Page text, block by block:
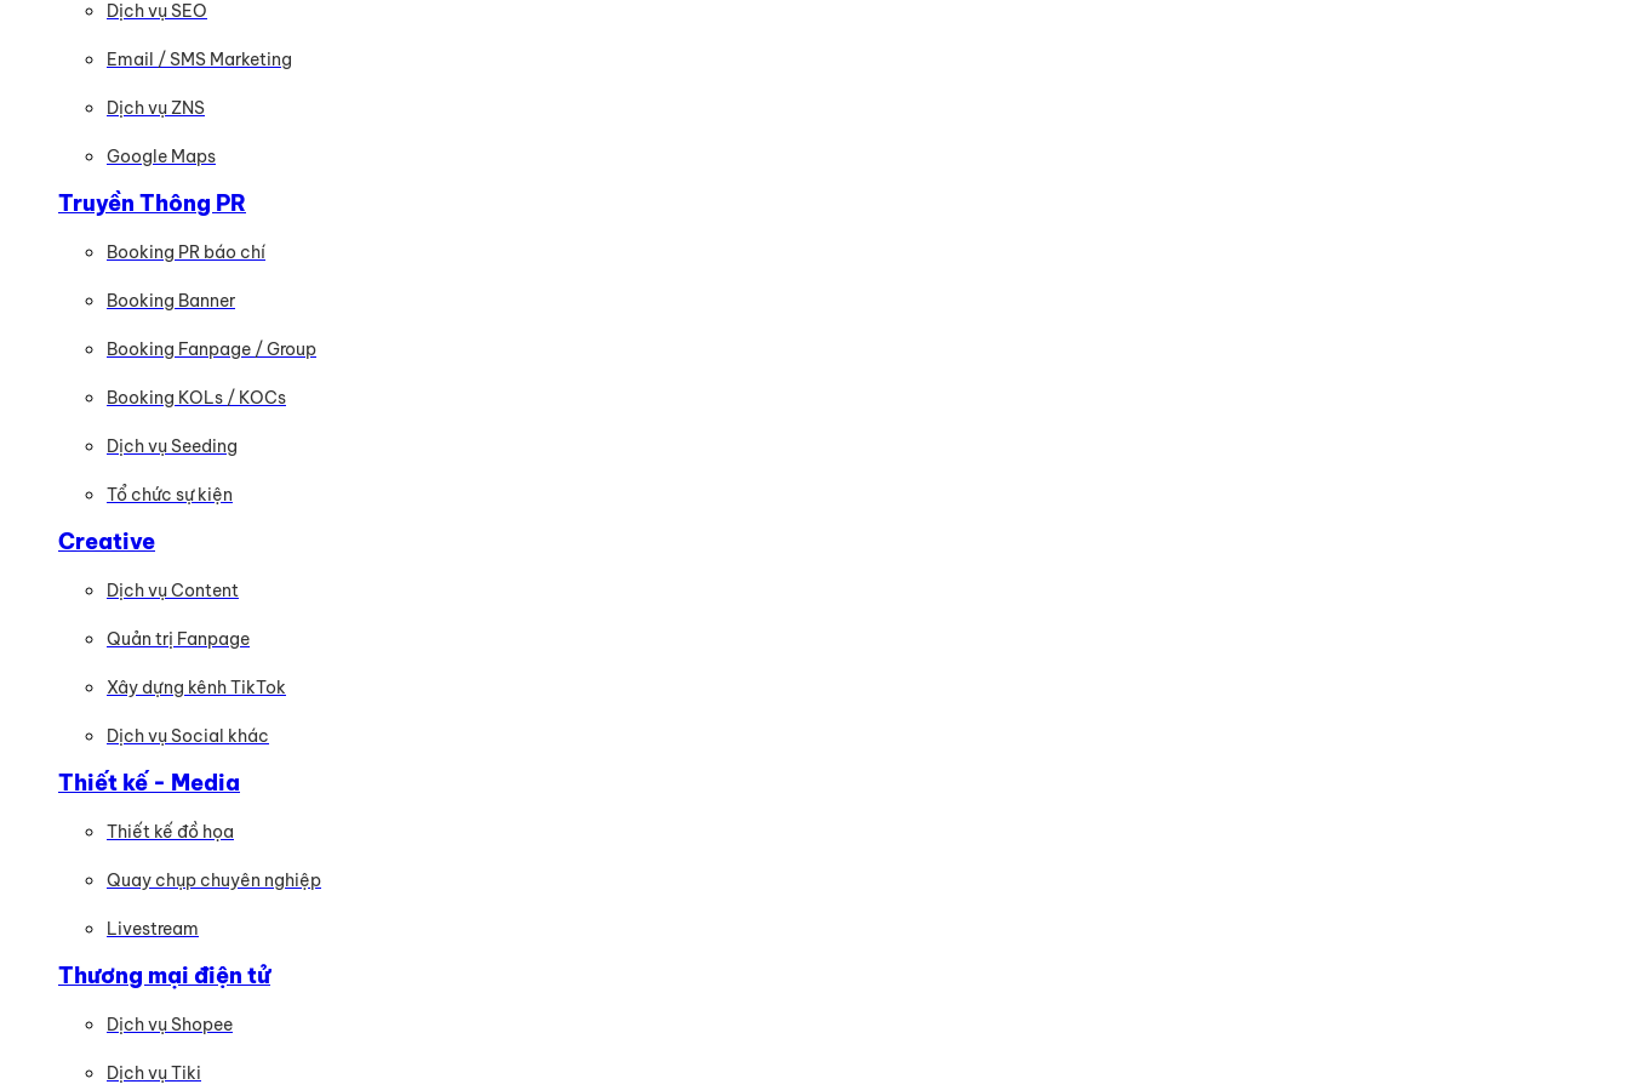
Dịch vụ SEO
Email / SMS Marketing
Dịch vụ ZNS
Google Maps
Truyền Thông PR
Booking PR báo chí
Booking Banner
Booking Fanpage / Group
Booking KOLs / KOCs
Dịch vụ Seeding
Tổ chức sự kiện
Creative
Dịch vụ Content
Quản trị Fanpage
Xây dựng kênh TikTok
Dịch vụ Social khác
Thiết kế - Media
Thiết kế đồ họa
Quay chụp chuyên nghiệp
Livestream
Thương mại điện tử
Dịch vụ Shopee
Dịch vụ Tiki